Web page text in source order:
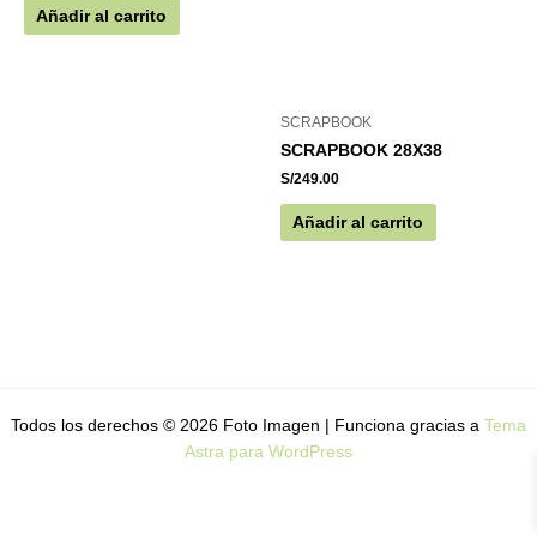
Añadir al carrito
SCRAPBOOK
SCRAPBOOK 28X38
S/249.00
Añadir al carrito
Todos los derechos © 2026 Foto Imagen | Funciona gracias a Tema
Astra para WordPress